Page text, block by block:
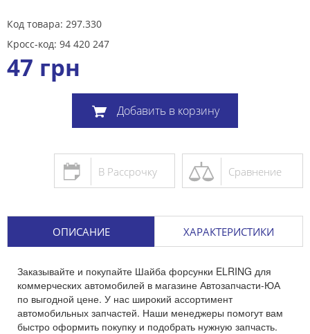
Код товара: 297.330
Кросс-код: 94 420 247
47 грн
Добавить в корзину
Сравнение
В Рассрочку
ОПИСАНИЕ ХАРАКТЕРИСТИКИ
Заказывайте и покупайте Шайба форсунки ELRING для
коммерческих автомобилей в магазине Автозапчасти-ЮА
по выгодной цене. У нас широкий ассортимент
автомобильных запчастей. Наши менеджеры помогут вам
быстро оформить покупку и подобрать нужную запчасть.